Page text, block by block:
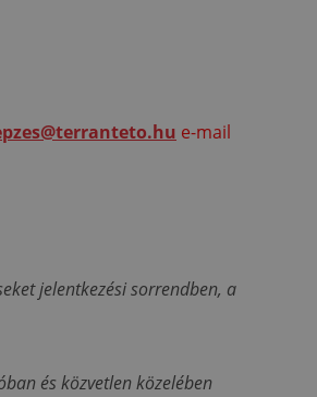
e-mail
jelentkezési sorrendben, a
és közvetlen közelében